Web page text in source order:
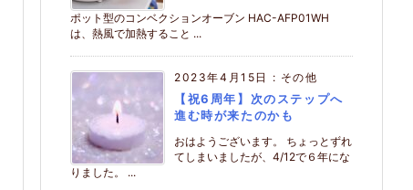
ポット型のコンベクションオーブン HAC-AFP01WH
は、熱風で加熱すること ...
2023年4月15日 : その他
【祝6周年】次のステップへ
進む時が来たのかも
おはようございます。 ちょっとずれ
てしまいましたが、4/12で６年にな
りました。 ...